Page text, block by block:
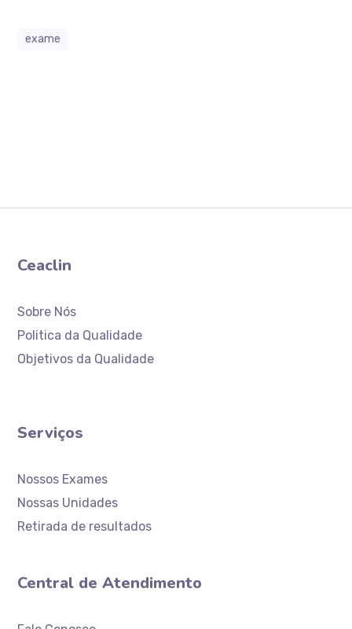
exame
Ceaclin
Sobre Nós
Politica da Qualidade
Objetivos da Qualidade
Serviços
Nossos Exames
Nossas Unidades
Retirada de resultados
Central de Atendimento